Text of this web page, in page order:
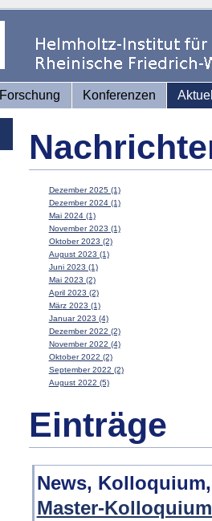
Forschung Konferenzen
Dezember 2025 (1)
Dezember 2024 (1)
Mai 2024 (1)
November 2023 (1)
Oktober 2023 (2)
August 2023 (1)
Juni 2023 (1)
Mai 2023 (2)
April 2023 (2)
März 2023 (1)
Januar 2023 (4)
Dezember 2022 (2)
November 2022 (4)
Oktober 2022 (2)
September 2022 (2)
August 2022 (5)
Einträge
News,
Master-